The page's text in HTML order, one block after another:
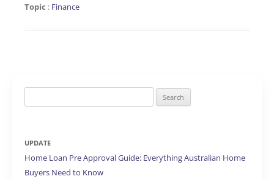
Topic : Finance
for:
UPDATE
Home Loan Pre Approval Guide: Everything Australian Home
Buyers Need to Know